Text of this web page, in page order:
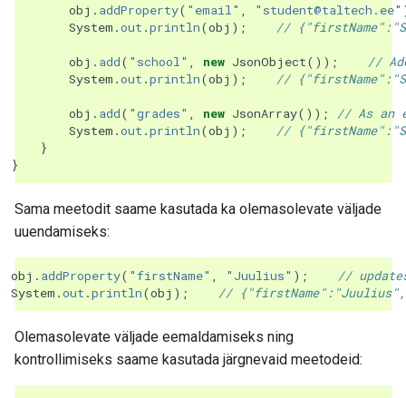
obj . addProperty( "email" "student@taltech.ee"
System .out .println(obj ); //
obj . add( "school" new JsonObject());
//
System .out .println(obj ); //
obj . add( "grades" new JsonArray());
// As an
System .out .println(obj );
//
}
}
Sama meetodit saame kasutada ka olemasolevate väljade
uuendamiseks:
obj . addProperty( "firstName" "Juulius" );
//
System .out .println(obj ); //
Olemasolevate väljade eemaldamiseks ning
kontrollimiseks saame kasutada järgnevaid meetodeid: